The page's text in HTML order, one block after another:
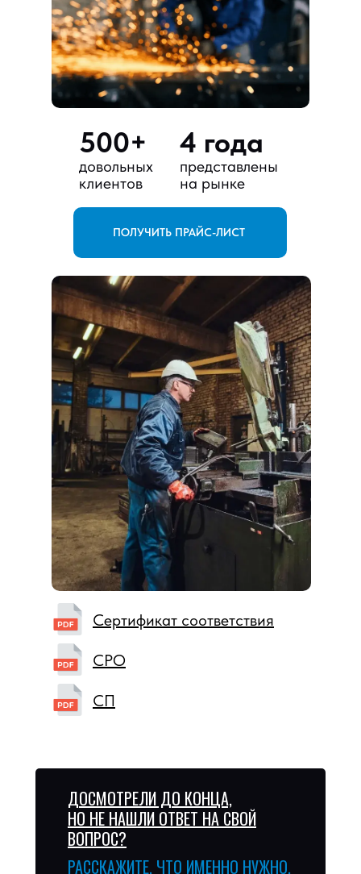
500+
довольных
клиентов
4 года
представлены
на рынке
Сертификат соответствия
СРО
СП
ПОЛУЧИТЬ ПРАЙС-ЛИСТ
РАССКАЖИТЕ, ЧТО ИМЕННО НУЖНО,
ДОСМОТРЕЛИ ДО КОНЦА,
НО НЕ НАШЛИ ОТВЕТ НА СВОЙ
ВОПРОС?